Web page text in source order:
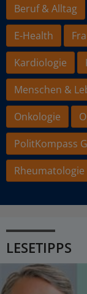
Beruf & Alltag
E-Health
Kardiologie
Menschen &
Onkologie
PolitKompass
Rheumatologie
LESETIPPS